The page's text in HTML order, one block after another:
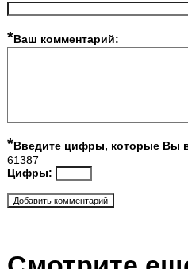
*Ваш комментарий:
*Введите цифры, которые Вы
61387
Цифры: